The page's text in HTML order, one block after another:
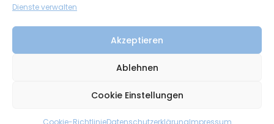
Dienste verwalten
Akzeptieren
Ablehnen
Cookie Einstellungen
Cookie-RichtlinieDatenschutzerklärungImpressum